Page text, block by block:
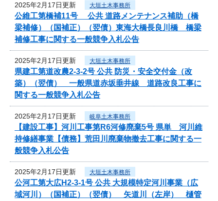
2025年2月17日更新 大垣土木事務所
公維工第橋補11号 公共 道路メンテナンス補助（橋
梁補修）（国補正）（翌債）東海大橋長良川橋 橋梁
補修工事に関する一般競争入札公告
2025年2月17日更新 大垣土木事務所
県建工第道改農2-3-2号 公共 防災・安全交付金（改
築）（翌債） 一般県道赤坂垂井線 道路改良工事に
関する一般競争入札公告
2025年2月17日更新 岐阜土木事務所
【建設工事】河川工事第R6河修廃棄5号 県単 河川維
持修繕事業【債務】荒田川廃棄物撤去工事に関する一
般競争入札公告
2025年2月17日更新 大垣土木事務所
公河工第大広H2-3-1号 公共 大規模特定河川事業（広
域河川）（国補正）（翌債） 矢道川（左岸） 樋管